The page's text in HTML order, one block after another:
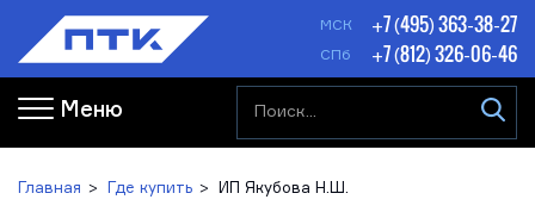
МСК +7 (495) 363-38-27
СПб +7 (812) 326-06-46
Меню
Главная Где купить ИП Якубова Н.Ш.